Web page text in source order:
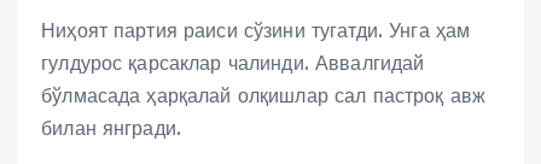
Ниҳоят партия раиси сўзини тугатди. Унга ҳам
гулдурос қарсаклар чалинди. Аввалгидай
бўлмасада ҳарқалай олқишлар сал пастроқ авж
билан янгради.